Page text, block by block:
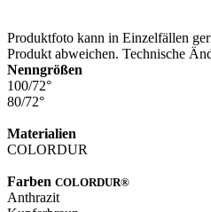
Produktfoto kann in Einzelfällen
Produkt abweichen. Technische
Nenngrößen
100/72°
80/72°
Materialien
COLORDUR
Farben COLORDUR®
Anthrazit